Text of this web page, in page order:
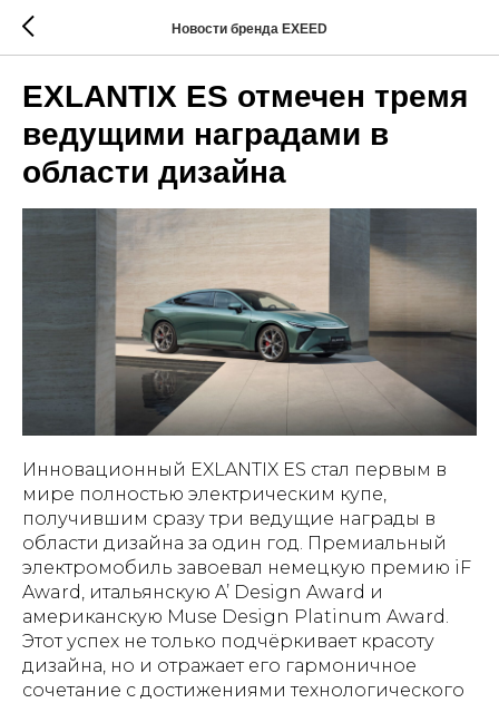
Новости бренда EXEED
EXLANTIX ES отмечен тремя
ведущими наградами в
области дизайна
Инновационный EXLANTIX ES стал первым в
мире полностью электрическим купе,
получившим сразу три ведущие награды в
области дизайна за один год. Премиальный
электромобиль завоевал немецкую премию iF
Award, итальянскую A’ Design Award и
американскую Muse Design Platinum Award.
Этот успех не только подчёркивает красоту
дизайна, но и отражает его гармоничное
сочетание с достижениями технологического